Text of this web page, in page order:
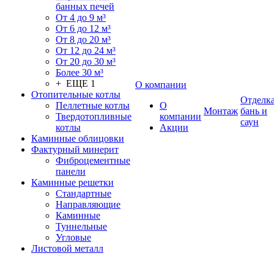
банных печей
От 4 до 9 м³
От 6 до 12 м³
От 8 до 20 м³
От 12 до 24 м³
От 20 до 30 м³
Более 30 м³
+ ЕЩЕ 1
Отопительные котлы
Пеллетные котлы
Твердотопливные
котлы
Каминные облицовки
Фактурный минерит
Фиброцементные
панели
Каминные решетки
Стандартные
Направляющие
Каминные
Туннельные
Угловые
Листовой металл
О компании
О
компании
Акции
Монтаж бань и
саун